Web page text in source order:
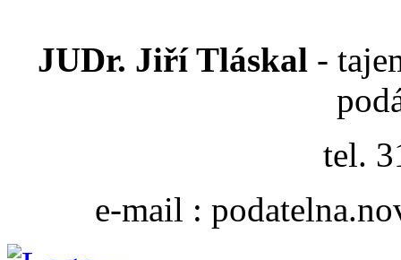
JUDr. Jiří Tláskal -
tel.
e-mail :